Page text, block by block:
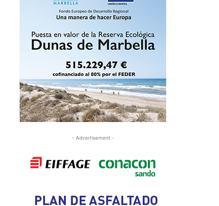
- Advertisement -